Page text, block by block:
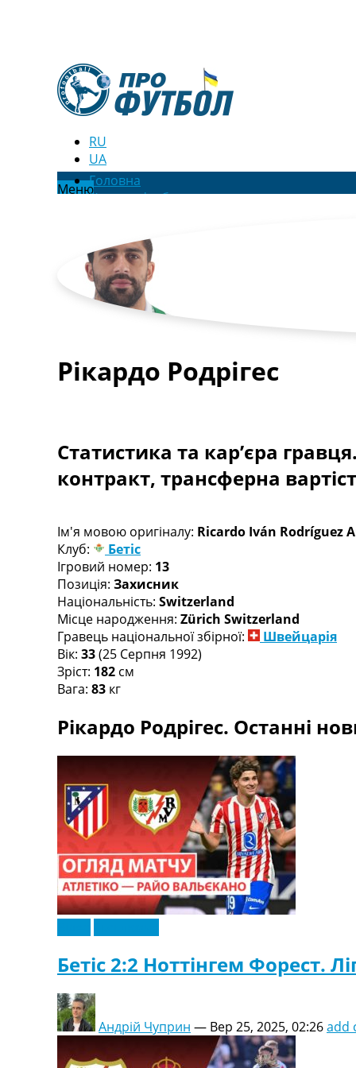
RU
UA
МенюГоловна
Новини футболу
Футбольні трансфери
Останні коментарі
Конкурс прогнозів
Логін
Рейтінги
Турніри
Чемпіонат Світу
Англія. Прем’єр-Ліга
Іспанія. Ла Ліга
Ще Турніри >>>
Чемпіонат Світу. Турнирні таблиці
Таблиця УПЛ
Перша Ліга
Таблиця АПЛ
Таблиця Ла Ліги
Таблиця Ліги Чемпіонів
Всі таблиці >>>
Рейтинги
Рейтинг країн УЄФА
Телепрограма
RU
UA
Categories
Головна
Новини футболу
Відео
Новини футболу України
Футбольні трансфери
Останні коментарі
Конкурс прогнозів
Логін
Рейтінги
Турніри
Чемпіонат Світу
Україна. Прем’єр-Ліга
Рікардо Родрігес
Статистика та кар’єра
контракт, трансферна
Ім'я мовою оригіналу: Ricardo Iván Rodríguez
Клуб:
Бетіс
Ігровий номер: 13
Позиція: Захисник
Національність: Switzerland
Місце народження: Zürich Switzerland
Гравець національної збірної:
Швейцарія
Вік: 33(25 Серпня 1992)
Зріст: 182 см
Вага: 83 кг
Рікардо Родрігес. Останні
Бетіс 2:2 Ноттінгем Форест.
Андрій Чуприн — Вер 25, 2025, 02:26add